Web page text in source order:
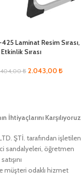
Laminat Resim Sırası,
Sırası
₺ 2.043,00 ₺
İhtiyaçlarını Karşılıyoruz
ŞTİ. tarafından işletilen
sandalyeleri, öğretmen
müşteri odaklı hizmet